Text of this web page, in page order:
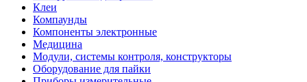
Клеи
Компаунды
Компоненты электронные
Медицина
Модули, системы контроля, конструкторы
Оборудование для пайки